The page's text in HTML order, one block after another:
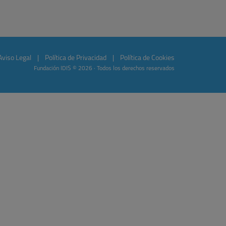
Legal Política de Privacidad Política de Cookies
Fundación IDIS © 2026 · Todos los derechos reservados